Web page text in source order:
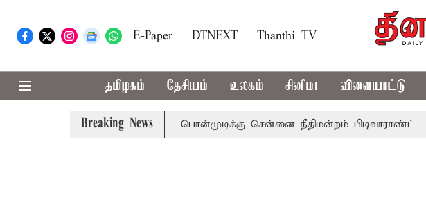
E-Paper DTNEXT Thanthi TV
தமிழகம் தேசியம் உலகம் சினிமா விளையாட்டு
Breaking News
முன்னாள் அமைச்சர் பொன்முடிக்கு சென்னை நீதிமன்றம் பிடிவாராண்ட்